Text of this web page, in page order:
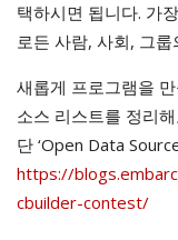
택하시면 됩니다. 가
로든 사람, 사회, 그
새롭게 프로그램을
소스 리스트를 정리
단 ‘Open Data
https://
cbuilder-contest/